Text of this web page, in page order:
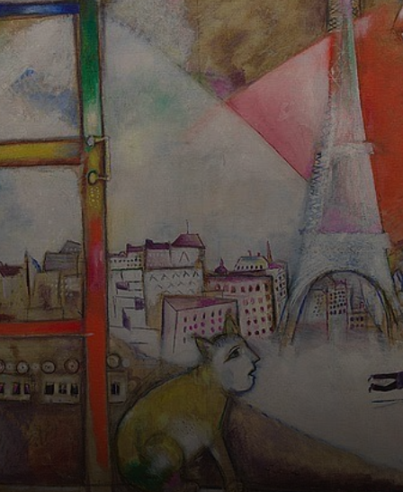
Nascido em
Vitebsk, na
Biélorússia, em
1887, Chagall foi
educado em
escolas religiosas
judaicas locais.